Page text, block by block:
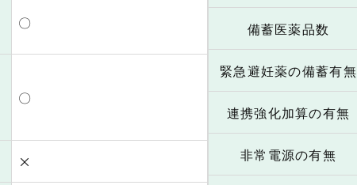
〇
〇
×
備蓄医薬品数
緊急避妊薬の備蓄有無
連携強化加算の有無
非常電源の有無